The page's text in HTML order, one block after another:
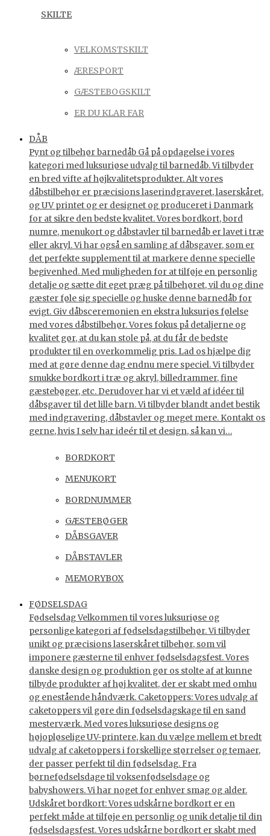
SKILTE
VELKOMSTSKILT
ÆRESPORT
GÆSTEBOGSKILT
ER DU KLAR FAR
DÅB
Pynt og tilbehør barnedåb Gå på opdagelse i vores
kategori med luksuriøse udvalg til barnedåb. Vi tilbyder
en bred vifte af højkvalitetsprodukter. Alt vores
dåbstilbehør er præcisions laserindgraveret, laserskåret,
og UV printet og er designet og produceret i Danmark
for at sikre den bedste kvalitet. Vores bordkort, bord
numre, menukort og dåbstavler til barnedåb er lavet i træ
eller akryl. Vi har også en samling af dåbsgaver, som er
det perfekte supplement til at markere denne specielle
begivenhed. Med muligheden for at tilføje en personlig
detalje og sætte dit eget præg på tilbehøret, vil du og dine
gæster føle sig specielle og huske denne barnedåb for
evigt. Giv dåbsceremonien en ekstra luksuriøs følelse
med vores dåbstilbehør. Vores fokus på detaljerne og
kvalitet gør, at du kan stole på, at du får de bedste
produkter til en overkommelig pris. Lad os hjælpe dig
med at gøre denne dag endnu mere speciel. Vi tilbyder
smukke bordkort i træ og akryl, billedrammer, fine
gæstebøger, etc. Derudover har vi et væld af idéer til
dåbsgaver til det lille barn. Vi tilbyder blandt andet bestik
med indgravering, dåbstavler og meget mere. Kontakt os
gerne, hvis I selv har ideér til et design, så kan vi…
BORDKORT
MENUKORT
BORDNUMMER
GÆSTEBØGER
DÅBSGAVER
DÅBSTAVLER
MEMORYBOX
FØDSELSDAG
Fødselsdag Velkommen til vores luksuriøse og
personlige kategori af fødselsdagstilbehør. Vi tilbyder
unikt og præcisions laserskåret tilbehør, som vil
imponere gæsterne til enhver fødselsdagsfest. Vores
danske design og produktion gør os stolte af at kunne
tilbyde produkter af høj kvalitet, der er skabt med omhu
og enestående håndværk. Caketoppers: Vores udvalg af
caketoppers vil gøre din fødselsdagskage til en sand
mesterværk. Med vores luksuriøse designs og
højopløselige UV-printere, kan du vælge mellem et bredt
udvalg af caketoppers i forskellige størrelser og temaer,
der passer perfekt til din fødselsdag. Fra
børnefødselsdage til voksenfødselsdage og
babyshowers. Vi har noget for enhver smag og alder.
Udskåret bordkort: Vores udskårne bordkort er en
perfekt måde at tilføje en personlig og unik detalje til din
fødselsdagsfest. Vores udskårne bordkort er skabt med